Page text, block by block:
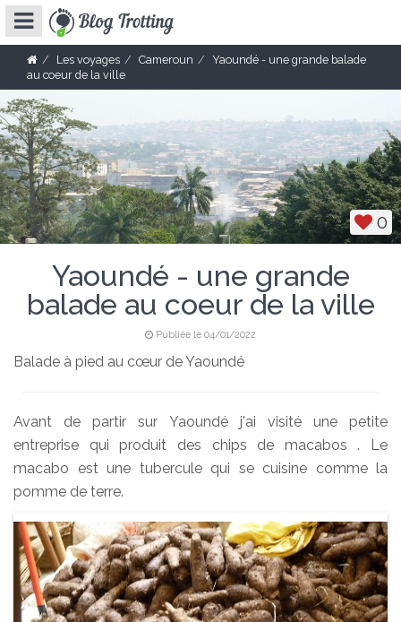
Les voyages Cameroun
Yaoundé - une grande balade
au coeur de la ville
0
Yaoundé - une grande
balade au coeur de la ville
Publiée le 04/01/2022
Balade à pied au cœur de Yaoundé
Avant de partir sur Yaoundé j'ai visité une petite
entreprise qui produit des chips de macabos . Le
macabo est une tubercule qui se cuisine comme la
pomme de terre.